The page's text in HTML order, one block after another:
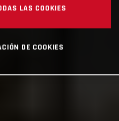
LAS COOKIES
DE COOKIES